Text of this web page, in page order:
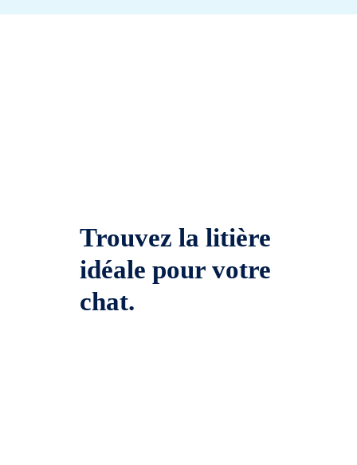
Trouvez la litière
idéale pour votre
chat.